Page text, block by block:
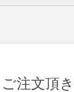
注文頂